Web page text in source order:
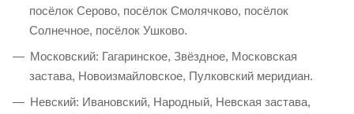
посёлок Серово, посёлок Смолячково, посёлок
Солнечное, посёлок Ушково.
Московский: Гагаринское, Звёздное, Московская
застава, Новоизмайловское, Пулковский меридиан.
Невский: Ивановский, Народный, Невская застава,